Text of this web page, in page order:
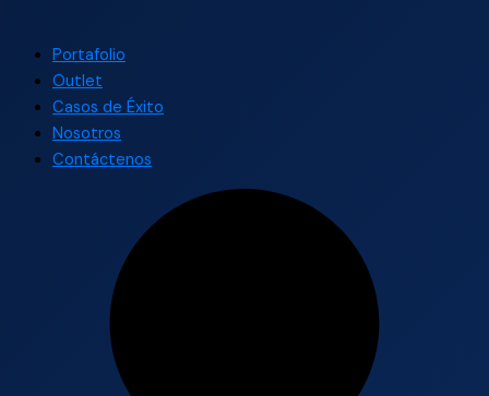
Portafolio
Outlet
Casos de Éxito
Nosotros
Contáctenos